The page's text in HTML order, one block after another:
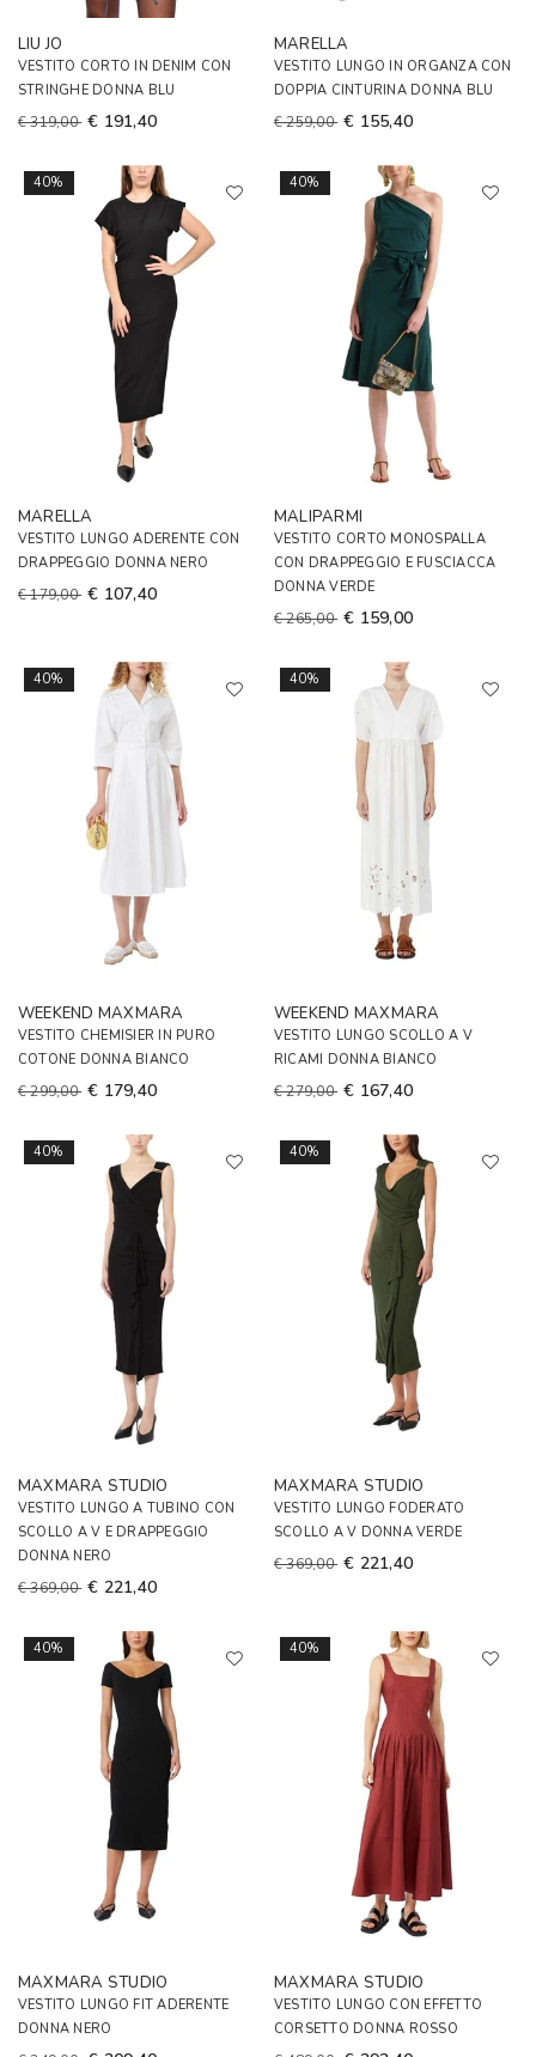
LIU JO
VESTITO CORTO IN DENIM CON
STRINGHE DONNA BLU
€ 319,00 € 191,40
MARELLA
VESTITO LUNGO IN ORGANZA CON
DOPPIA CINTURINA DONNA BLU
€ 259,00 € 155,40
40%
MARELLA
VESTITO LUNGO ADERENTE CON
DRAPPEGGIO DONNA NERO
€ 179,00 € 107,40
40%
MALIPARMI
VESTITO CORTO MONOSPALLA
CON DRAPPEGGIO E FUSCIACCA
DONNA VERDE
€ 265,00 € 159,00
40%
WEEKEND MAXMARA
VESTITO CHEMISIER IN PURO
COTONE DONNA BIANCO
€ 299,00 € 179,40
40%
WEEKEND MAXMARA
VESTITO LUNGO SCOLLO A V
RICAMI DONNA BIANCO
€ 279,00 € 167,40
40%
MAXMARA STUDIO
VESTITO LUNGO A TUBINO CON
SCOLLO A V E DRAPPEGGIO
DONNA NERO
€ 369,00 € 221,40
40%
MAXMARA STUDIO
VESTITO LUNGO FODERATO
SCOLLO A V DONNA VERDE
€ 369,00 € 221,40
40%
MAXMARA STUDIO
VESTITO LUNGO FIT ADERENTE
DONNA NERO
40%
MAXMARA STUDIO
VESTITO LUNGO CON EFFETTO
CORSETTO DONNA ROSSO